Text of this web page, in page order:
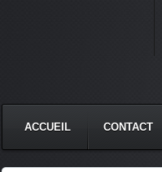
ACCUEIL CONTACT